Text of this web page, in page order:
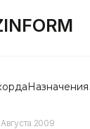
Назначения
Августа 2009